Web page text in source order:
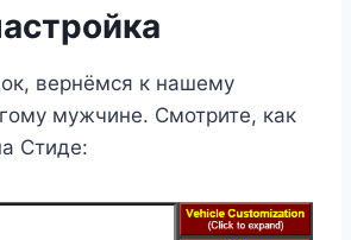
вернёмся к нашему
мужчине. Смотрите, как
Стиде: